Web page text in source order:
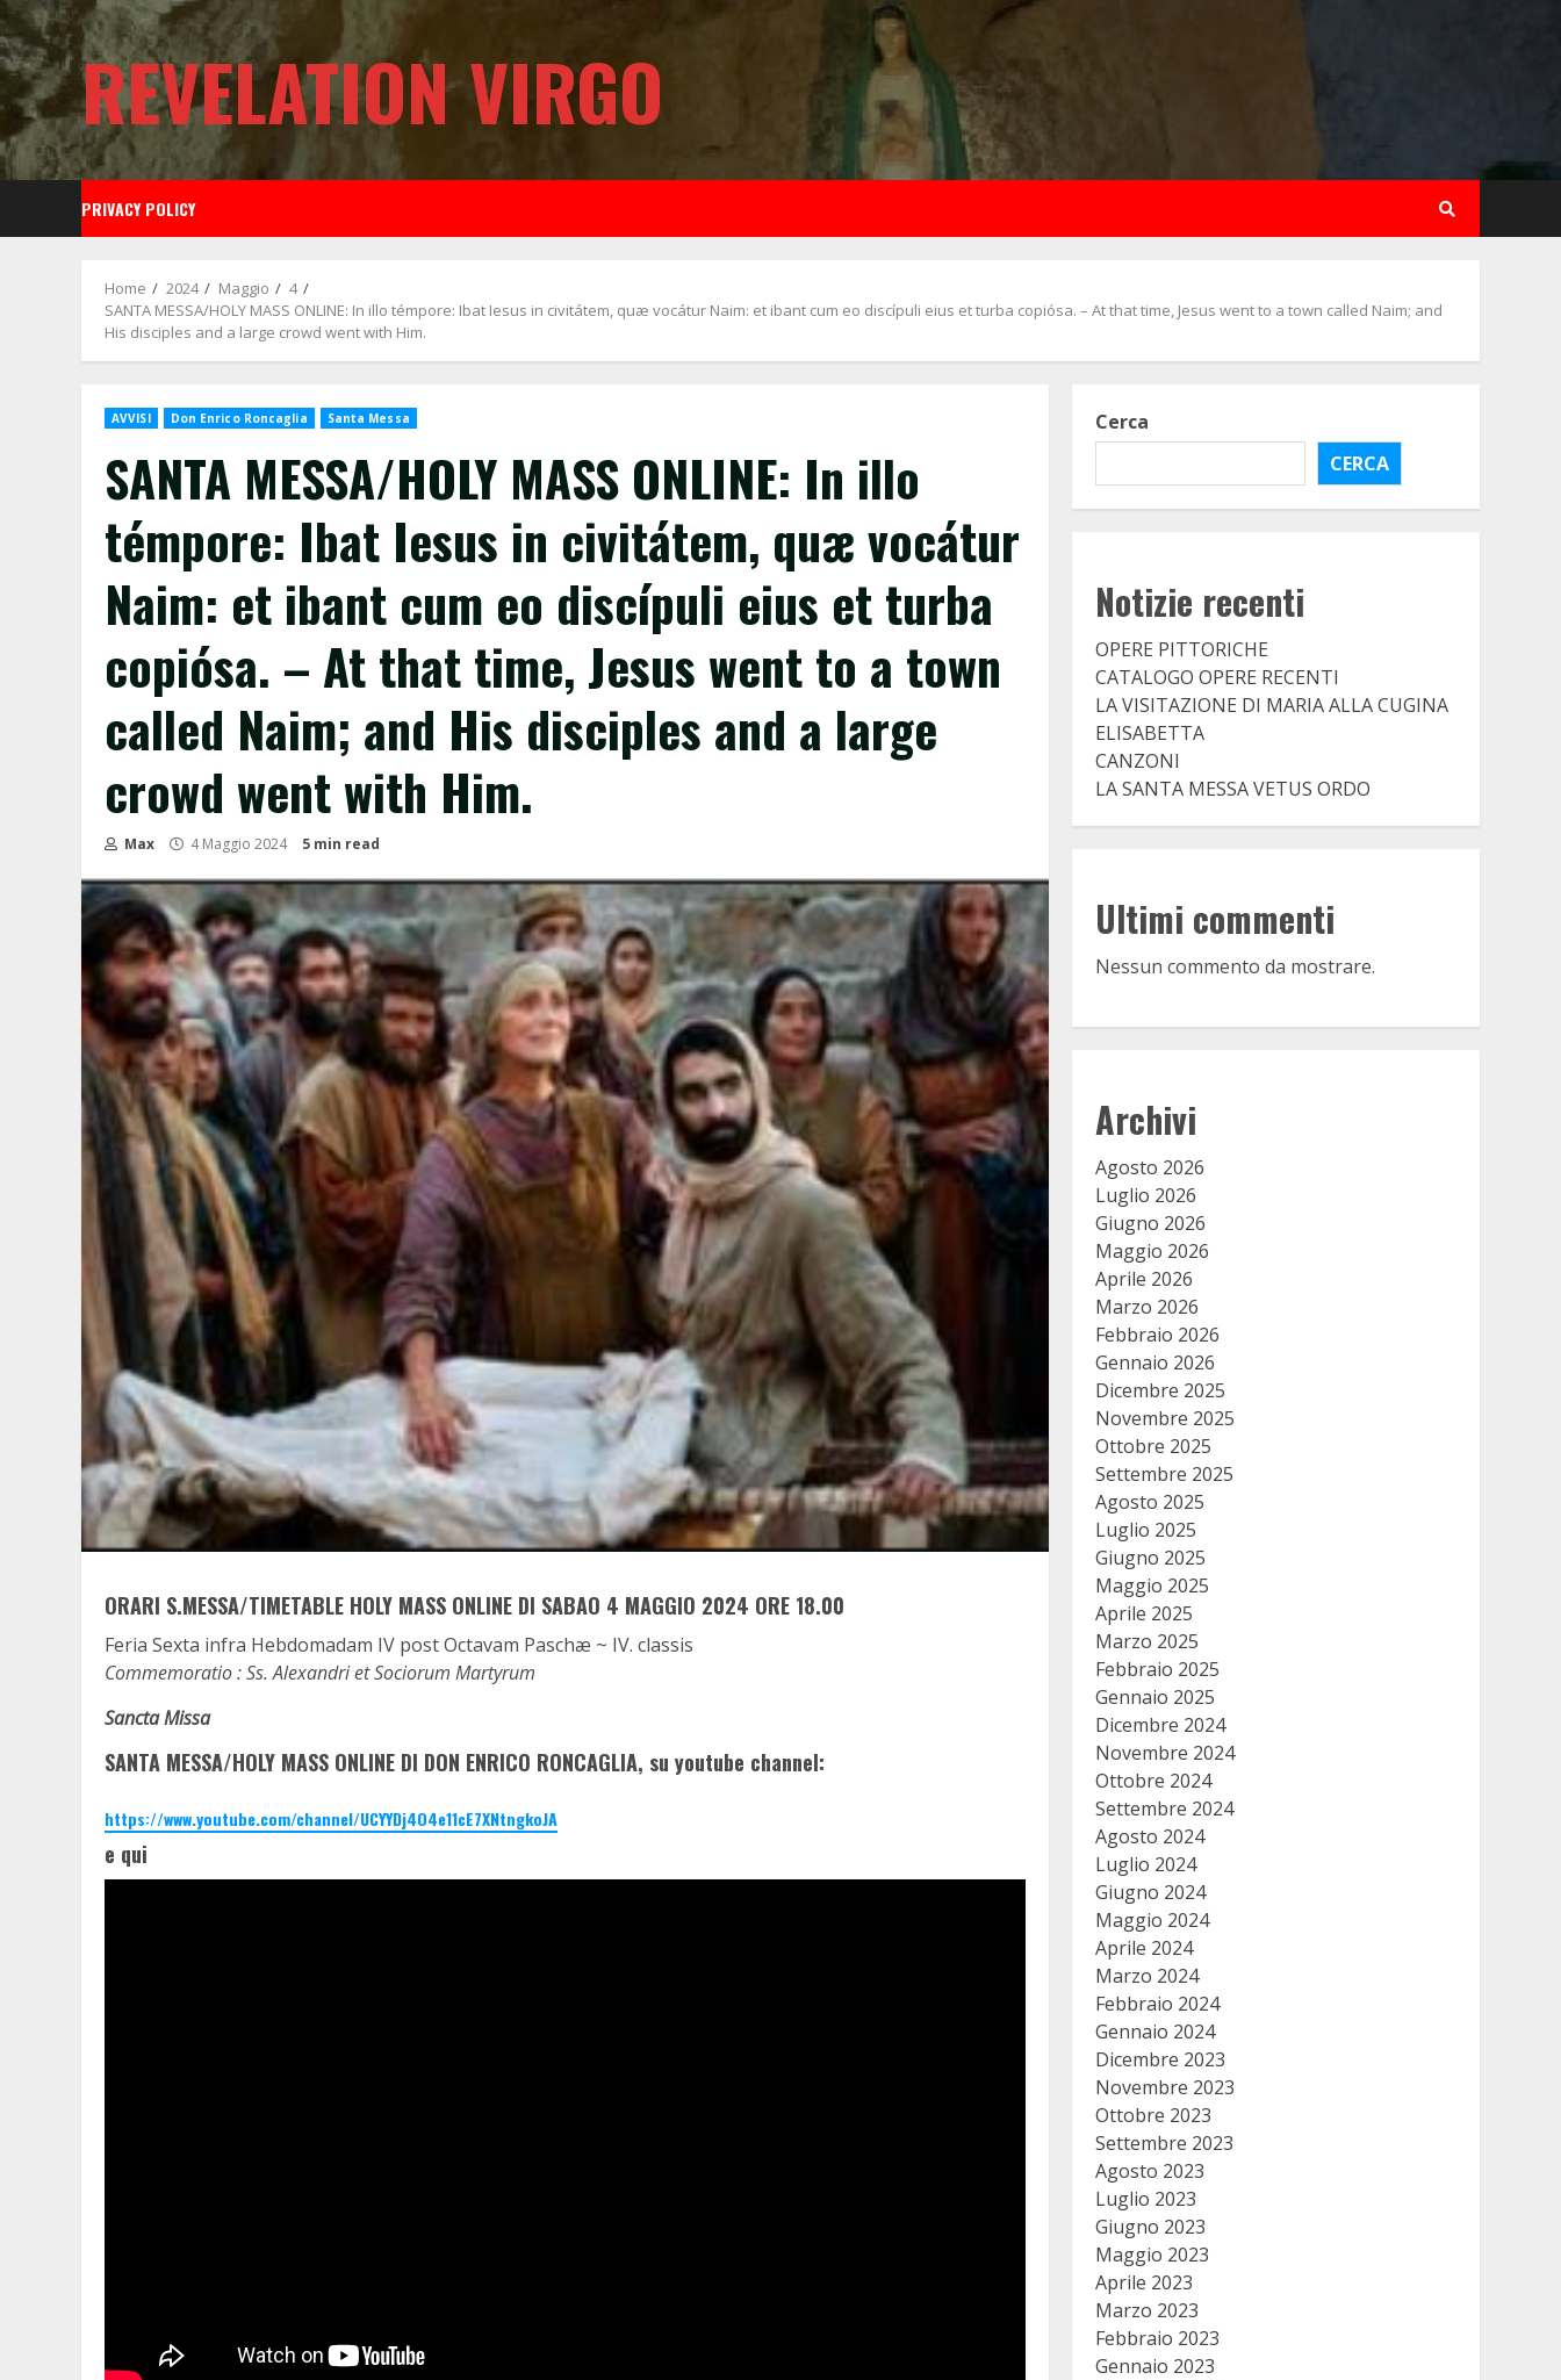
Skip
to
content REVELATION VIRGO
PRIVACY POLICY
Home 2024 Maggio
4
SANTA MESSA/HOLY MASS ONLINE: In illo témpore: Ibat Iesus in civitátem, quæ vocátur Naim: et ibant cum eo discípuli eius et turba copiósa. – At that time, Jesus went to a town called Naim; and
His disciples and a large crowd went with Him.
AVVISI Don Enrico Roncaglia Santa Messa
SANTA MESSA/HOLY MASS ONLINE: In illo
témpore: Ibat Iesus in civitátem, quæ vocátur
Naim: et ibant cum eo discípuli eius et turba
copiósa. – At that time, Jesus went to a town
called Naim; and His disciples and a large
crowd went with Him.
Max 4 Maggio 2024 5 min read
ORARI S.MESSA/TIMETABLE HOLY MASS ONLINE DI SABAO 4 MAGGIO 2024 ORE 18.00
Feria Sexta infra Hebdomadam IV post Octavam Paschæ ~ IV. classis
Commemoratio : Ss. Alexandri et Sociorum Martyrum
Sancta Missa
SANTA MESSA/HOLY MASS ONLINE DI DON ENRICO RONCAGLIA, su youtube channel:
https://www.youtube.com/channel/UCYYDj4O4e11cE7XNtngkoJA
e qui
Cerca
CERCA
Notizie recenti
OPERE PITTORICHE
CATALOGO OPERE RECENTI
LA VISITAZIONE DI MARIA ALLA CUGINA
ELISABETTA
CANZONI
LA SANTA MESSA VETUS ORDO
Ultimi commenti
Nessun commento da mostrare.
Archivi
Agosto 2026
Luglio 2026
Giugno 2026
Maggio 2026
Aprile 2026
Marzo 2026
Febbraio 2026
Gennaio 2026
Dicembre 2025
Novembre 2025
Ottobre 2025
Settembre 2025
Agosto 2025
Luglio 2025
Giugno 2025
Maggio 2025
Aprile 2025
Marzo 2025
Febbraio 2025
Gennaio 2025
Dicembre 2024
Novembre 2024
Ottobre 2024
Settembre 2024
Agosto 2024
Luglio 2024
Giugno 2024
Maggio 2024
Aprile 2024
Marzo 2024
Febbraio 2024
Gennaio 2024
Dicembre 2023
Novembre 2023
Ottobre 2023
Settembre 2023
Agosto 2023
Luglio 2023
Giugno 2023
Maggio 2023
Aprile 2023
Marzo 2023
Febbraio 2023
Gennaio 2023